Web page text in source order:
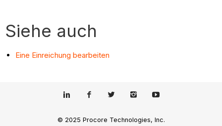
Siehe auch
Eine Einreichung bearbeiten
© 2025 Procore Technologies, Inc.